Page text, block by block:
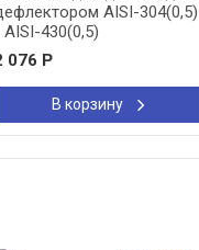
AISI-304(0,5)
AISI-430(0,5)
076 Р
В корзину